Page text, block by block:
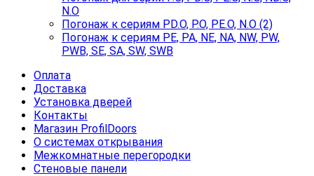
N.O
Погонаж к сериям PD.O, P.O, PE.O, N.O (2)
Погонаж к сериям PE, PA, NE, NA, NW, PW,
PWB, SE, SA, SW, SWB
Оплата
Доставка
Установка дверей
Контакты
Магазин ProfilDoors
О системах открывания
Межкомнатные перегородки
Стеновые панели